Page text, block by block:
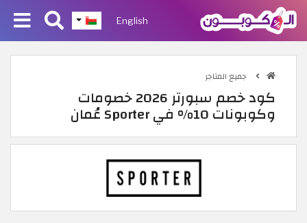
English
جميع المتاجر
كود خصم سبورتر 2026 خصومات
وكوبونات 10% في Sporter عُمان